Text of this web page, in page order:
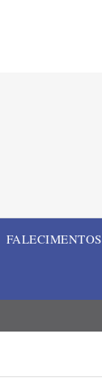
FALECIMENTOS